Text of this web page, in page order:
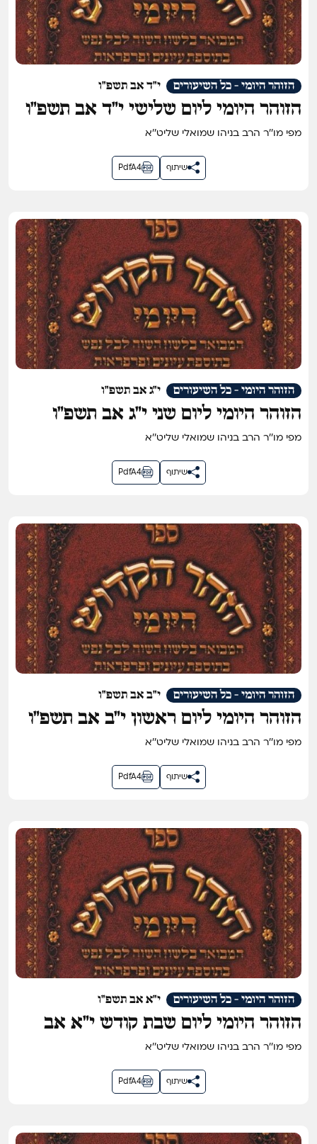
י"ד אב תשפ"ו הזוהר היומי - כל השיעורים
הזוהר היומי ליום שלישי י״ד אב תשפ״ו
מפי מו''ר הרב בניהו שמואלי שליט''א
PdfA4 שיתוף
י"ג אב תשפ"ו הזוהר היומי - כל השיעורים
הזוהר היומי ליום שני י״ג אב תשפ״ו
מפי מו''ר הרב בניהו שמואלי שליט''א
PdfA4 שיתוף
י"ב אב תשפ"ו הזוהר היומי - כל השיעורים
הזוהר היומי ליום ראשון י״ב אב תשפ״ו
מפי מו''ר הרב בניהו שמואלי שליט''א
PdfA4 שיתוף
י"א אב תשפ"ו הזוהר היומי - כל השיעורים
הזוהר היומי ליום שבת קודש י״א אב
תשפ״ו
מפי מו''ר הרב בניהו שמואלי שליט''א
PdfA4 שיתוף